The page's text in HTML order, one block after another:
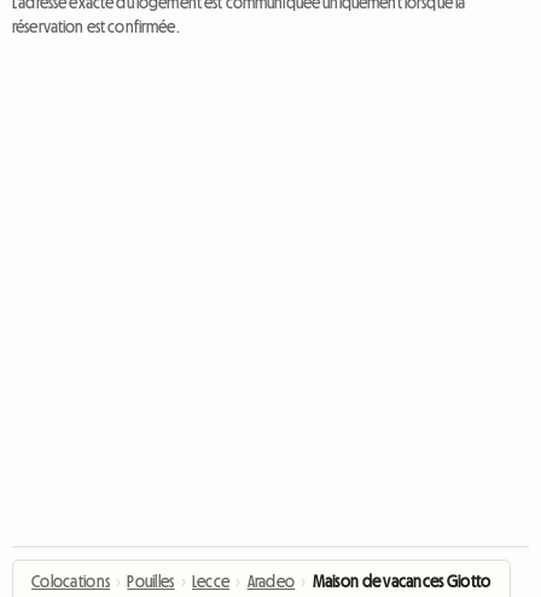
réservation est confirmée.
Colocations › Pouilles › Lecce › Aradeo › Maison de vacances Giotto